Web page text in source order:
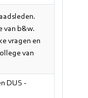
van b&w.
vragen en
van
DUS -